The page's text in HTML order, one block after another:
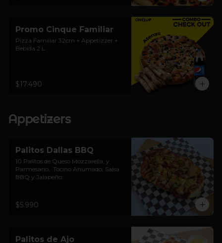
Promo Cinque Familiar
Pizza Familiar 32cm + Appetizzer +
Bebida 2 L
$17.490
Appetizers
Palitos Dallas BBQ
10 Palitos de Queso Mozzarella, y
Parmesano,  Tocino Ahumado, Salsa
BBQ y Jalapeño
$5.990
Palitos de Ajo